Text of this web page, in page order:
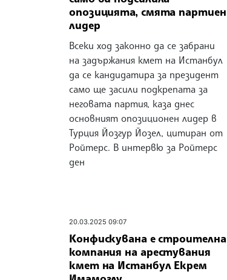
опозицията, смята партиен
лидер
Всеки ход законно да се забрани
на задържания кмет на Истанбул
да се кандидатира за президент
само ще засили подкрепата за
неговата партия, каза днес
основният опозиционен лидер в
Турция Йозгур Йозел, цитиран от
Ройтерс. В интервю за Ройтерс
ден
20.03.2025 09:07
Конфискувана е строителна
компания на арестувания
кмет на Истанбул Екрем